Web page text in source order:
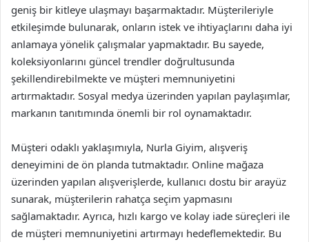
geniş bir kitleye ulaşmayı başarmaktadır. Müşterileriyle
etkileşimde bulunarak, onların istek ve ihtiyaçlarını daha iyi
anlamaya yönelik çalışmalar yapmaktadır. Bu sayede,
koleksiyonlarını güncel trendler doğrultusunda
şekillendirebilmekte ve müşteri memnuniyetini
artırmaktadır. Sosyal medya üzerinden yapılan paylaşımlar,
markanın tanıtımında önemli bir rol oynamaktadır.
Müşteri odaklı yaklaşımıyla, Nurla Giyim, alışveriş
deneyimini de ön planda tutmaktadır. Online mağaza
üzerinden yapılan alışverişlerde, kullanıcı dostu bir arayüz
sunarak, müşterilerin rahatça seçim yapmasını
sağlamaktadır. Ayrıca, hızlı kargo ve kolay iade süreçleri ile
de müşteri memnuniyetini artırmayı hedeflemektedir. Bu